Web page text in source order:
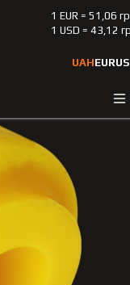
1 EUR = 51,06
1 USD = 43,12
UAHEUR
Mercedes-Benz